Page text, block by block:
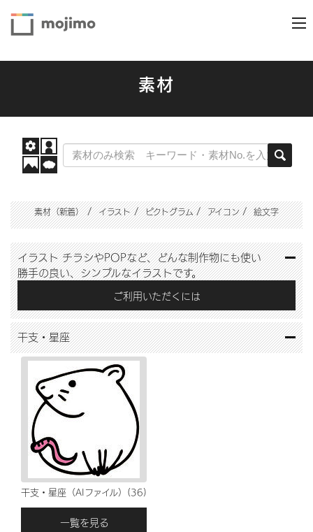
素材
素材（新着） イラスト ピクトグラム アイコン 絵文字
イラストチラシやPOPなど、どんな制作物にも使い
勝手の良い、シンプルなイラストです。
ご利用いただくには
干支・星座
干支・星座（AIファイル）(36)
一覧を見る